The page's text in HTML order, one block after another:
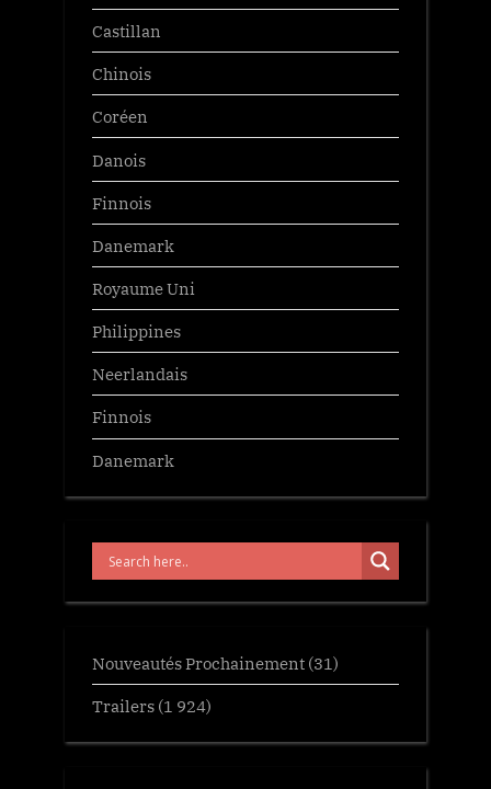
Castillan
Chinois
Coréen
Danois
Finnois
Danemark
Royaume Uni
Philippines
Neerlandais
Finnois
Danemark
Nouveautés Prochainement (31)
Trailers (1 924)